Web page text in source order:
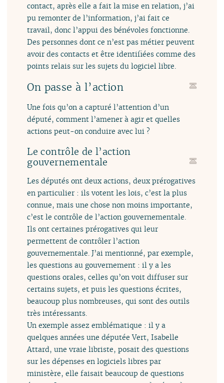
contact, après elle a fait la mise en relation, j’ai
pu remonter de l’information, j’ai fait ce
travail, donc l’appui des bénévoles fonctionne.
Des personnes dont ce n’est pas métier peuvent
avoir des contacts et être identifiées comme des
points relais sur les sujets du logiciel libre.
On passe à l’action
Une fois qu’on a capturé l’attention d’un
député, comment l’amener à agir et quelles
actions peut-on conduire avec lui ?
Le contrôle de l’action
gouvernementale
Les députés ont deux actions, deux prérogatives
en particulier : ils votent les lois, c’est la plus
connue, mais une chose non moins importante,
c’est le contrôle de l’action gouvernementale.
Ils ont certaines prérogatives qui leur
permettent de contrôler l’action
gouvernementale. J’ai mentionné, par exemple,
les questions au gouvernement : il y a les
questions orales, celles qu’on voit diffuser sur
certains sujets, et puis les questions écrites,
beaucoup plus nombreuses, qui sont des outils
très intéressants.
Un exemple assez emblématique : il y a
quelques années une députée Vert, Isabelle
Attard, une vraie libriste, posait des questions
sur les dépenses en logiciels libres par
ministère, elle faisait beaucoup de questions